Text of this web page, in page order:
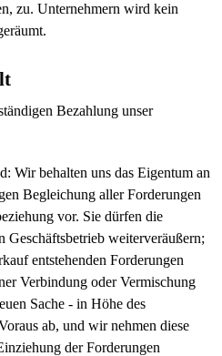
zu. Unternehmern wird kein
Bezahlung unser
Wir behalten uns das Eigentum an
Begleichung aller Forderungen
vor. Sie dürfen die
Geschäftsbetrieb weiterveräußern;
entstehenden Forderungen
Verbindung oder Vermischung
Sache - in Höhe des
ab, und wir nehmen diese
der Forderungen